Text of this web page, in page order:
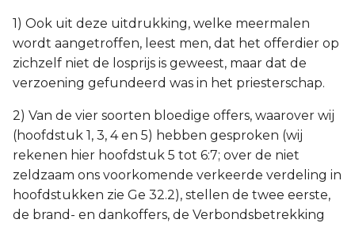
1) Ook uit deze uitdrukking, welke meermalen
wordt aangetroffen, leest men, dat het offerdier op
zichzelf niet de losprijs is geweest, maar dat de
verzoening gefundeerd was in het priesterschap.
2) Van de vier soorten bloedige offers, waarover wij
(hoofdstuk 1, 3, 4 en 5) hebben gesproken (wij
rekenen hier hoofdstuk 5 tot 6:7; over de niet
zeldzaam ons voorkomende verkeerde verdeling in
hoofdstukken zie Ge 32.2), stellen de twee eerste,
de brand- en dankoffers, de Verbondsbetrekking